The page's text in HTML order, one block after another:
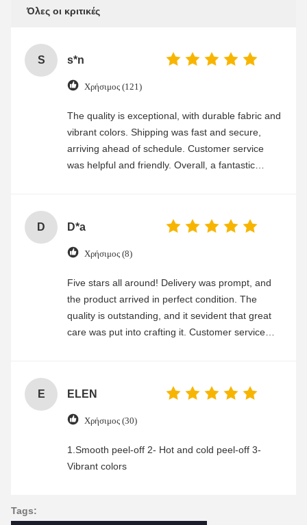
Όλες οι κριτικές
S s*n
Χρήσιμος (121)
The quality is exceptional, with durable fabric and
vibrant colors. Shipping was fast and secure,
arriving ahead of schedule. Customer service
was helpful and friendly. Overall, a fantastic
D D*a
Χρήσιμος (8)
Five stars all around! Delivery was prompt, and
the product arrived in perfect condition. The
quality is outstanding, and it sevident that great
care was put into crafting it. Customer service
E ELEN
Χρήσιμος (30)
1.Smooth peel-off 2- Hot and cold peel-off 3-
Vibrant colors
Tags: